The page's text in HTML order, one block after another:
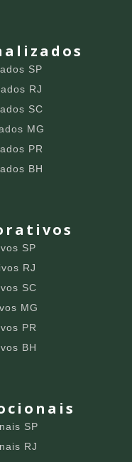
SP
RJ
SC
MG
PR
BH
SP
RJ
SC
MG
PR
BH
SP
RJ